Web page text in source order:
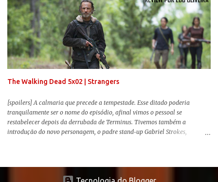
mais realista, se adequando perfeitamente a proposta. Não há animais
falantes, por exemplo, mas nem por isso o tom lúdico e infantil é deixado
de lado. Apesar da relevância histórica, o filme supera a animação original
em termos visuais e narrativos, , superando a animação original em termos
visuais e narrativos. A história começa quando o pai das crianças, Holt
Ferrier (Colin Farrell), uma ex-estrela de circo, volta da guerra e se depara
com os filhos de...
The Walking Dead 5x02 | Strangers
[spoilers] A calmaria que precede a tempestade. Esse ditado poderia
tranquilamente ser o nome do episódio, afinal vimos o pessoal se
restabelecer depois da derrubada de Terminus. Tivemos também a
introdução do novo personagem, o padre stand-up Gabriel Strokes,